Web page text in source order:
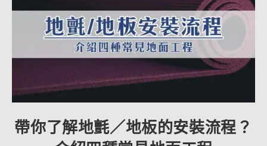
帶你了解地氈／地板的安裝流程？